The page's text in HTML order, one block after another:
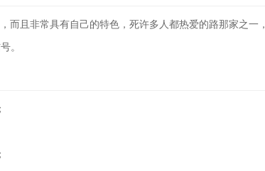
且非常具有自己的特色，死许多人都热爱的路那家之一，
。